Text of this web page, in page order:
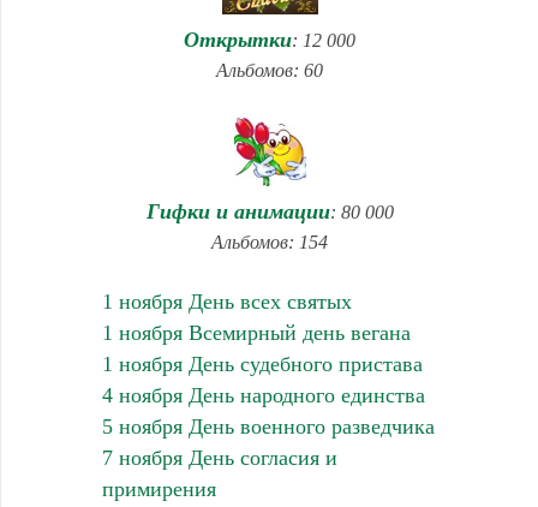
Открытки: 12 000
Альбомов: 60
Гифки и анимации: 80 000
Альбомов: 154
1 ноября День всех святых
1 ноября Всемирный день вегана
1 ноября День судебного пристава
4 ноября День народного единства
5 ноября День военного разведчика
7 ноября День согласия и
примирения